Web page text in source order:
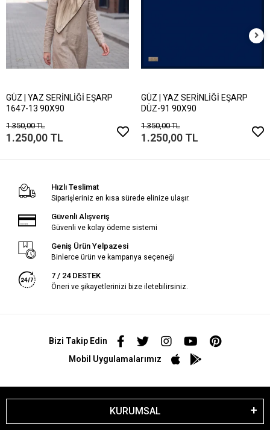
GÜZ | YAZ SERİNLİĞİ EŞARP
1647-13 90X90
1.350,00 TL
1.250,00 TL
GÜZ | YAZ SERİNLİĞİ EŞARP
DÜZ-91 90X90
1.350,00 TL
1.250,00 TL
Hızlı Teslimat
Siparişleriniz en kısa sürede elinize ulaşır.
Güvenli Alışveriş
Güvenli ve kolay ödeme sistemi
Geniş Ürün Yelpazesi
Binlerce ürün ve kampanya seçeneği
7 / 24 DESTEK
Öneri ve şikayetlerinizi bize iletebilirsiniz.
Bizi Takip Edin
Mobil Uygulamalarımız
KURUMSAL